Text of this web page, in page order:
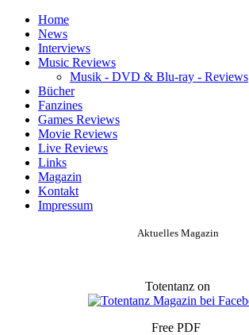
Home
News
Interviews
Music Reviews
Musik - DVD & Blu-ray - Reviews
Bücher
Fanzines
Games Reviews
Movie Reviews
Live Reviews
Links
Magazin
Kontakt
Impressum
Aktuelles Magazin
Totentanz on
Free PDF